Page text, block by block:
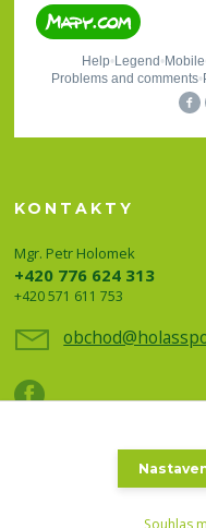
KONTAKTY
Mgr. Petr Holomek
+420 776 624 313
+420 571 611 753
Souhlas